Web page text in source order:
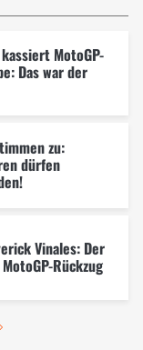
MotoGP-
Das war der
zu:
dürfen
Vinales: Der
Rückzug